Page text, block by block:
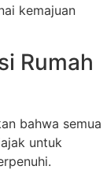
kemajuan
Rumah
bahwa semua
untuk